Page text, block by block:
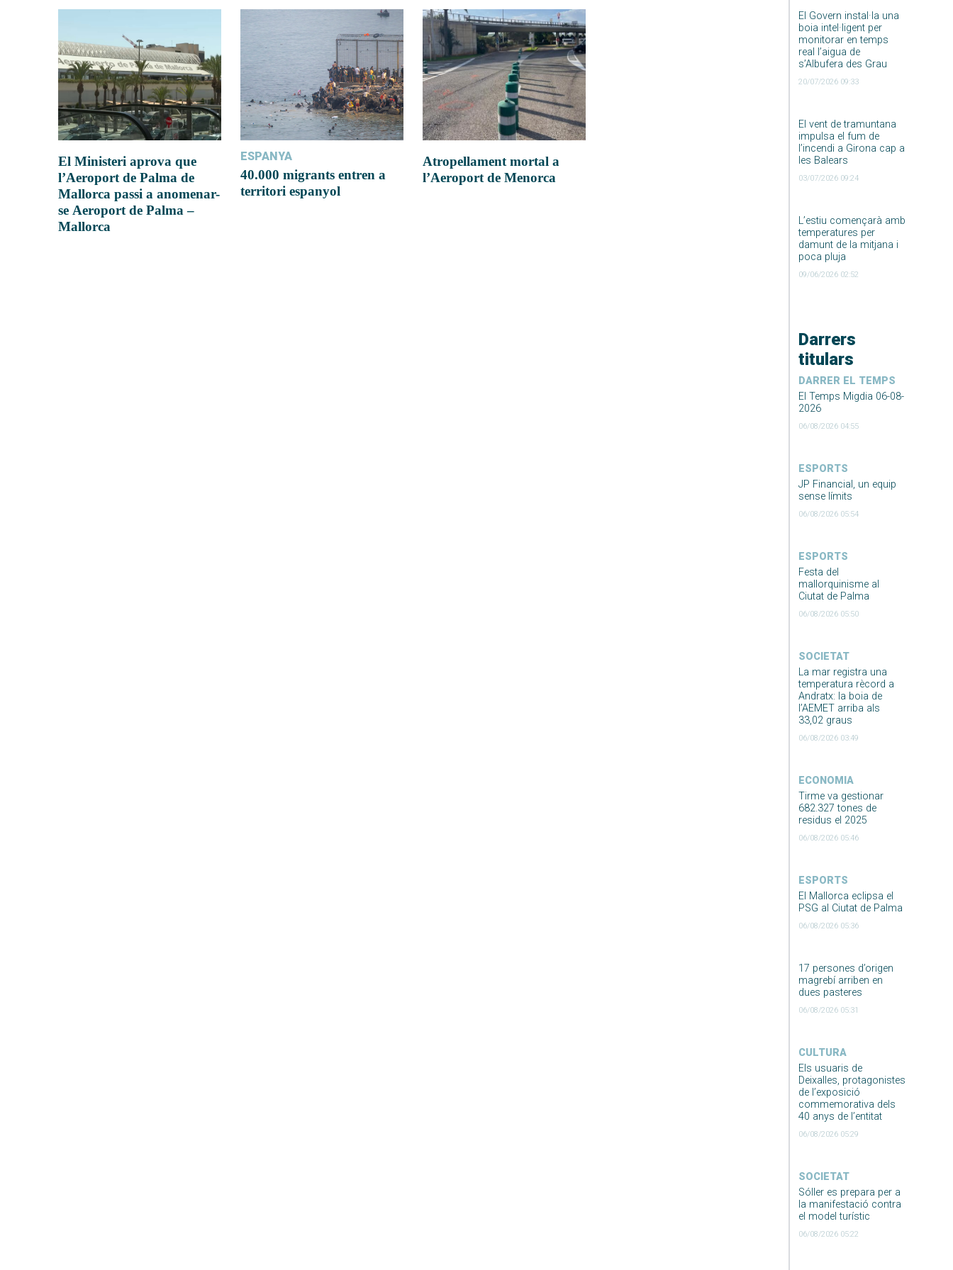
El Govern instal·la una
boia intel·ligent per
monitorar en temps
real l’aigua de
s’Albufera des Grau
20/07/2026 09:33
El vent de tramuntana
impulsa el fum de
l’incendi a Girona cap a
les Balears
03/07/2026 09:24
L’estiu començarà amb
temperatures per
damunt de la mitjana i
poca pluja
09/06/2026 02:52
Darrers
titulars
DARRER EL TEMPS
El Temps Migdia 06-08-
2026
06/08/2026 04:55
ESPORTS
JP Financial, un equip
sense límits
06/08/2026 05:54
ESPORTS
Festa del
mallorquinisme al
Ciutat de Palma
06/08/2026 05:50
SOCIETAT
La mar registra una
temperatura rècord a
Andratx: la boia de
l’AEMET arriba als
33,02 graus
06/08/2026 03:49
ECONOMIA
Tirme va gestionar
682.327 tones de
residus el 2025
06/08/2026 05:46
ESPORTS
El Mallorca eclipsa el
PSG al Ciutat de Palma
06/08/2026 05:36
17 persones d’origen
magrebí arriben en
dues pasteres
06/08/2026 05:31
CULTURA
Els usuaris de
Deixalles, protagonistes
de l’exposició
commemorativa dels
40 anys de l’entitat
06/08/2026 05:29
SOCIETAT
Sóller es prepara per a
la manifestació contra
el model turístic
06/08/2026 05:22
El Ministeri aprova que
l’Aeroport de Palma de
Mallorca passi a anomenar-
se Aeroport de Palma –
Mallorca
ESPANYA
40.000 migrants entren a
territori espanyol
Atropellament mortal a
l’Aeroport de Menorca